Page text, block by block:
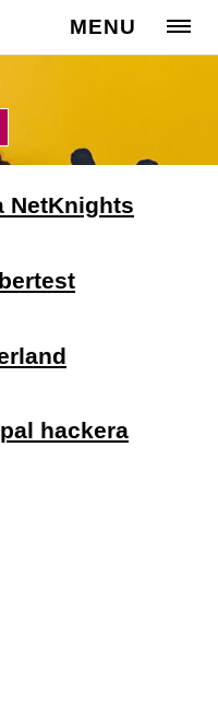
MENU
Cesta:www.zssvihov.info
Žáci > Užitečné odkazy
NetKnights
hackera